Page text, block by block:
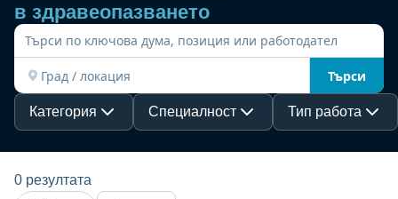
РАБОТА
КАРТА
в здравеопазването
Търси
Категория Специалност Тип работа
0 резултата